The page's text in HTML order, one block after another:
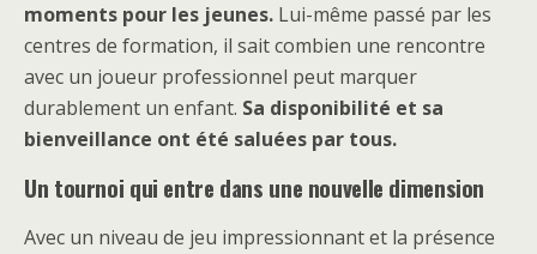
moments pour les jeunes. Lui-même passé par les
centres de formation, il sait combien une rencontre
avec un joueur professionnel peut marquer
durablement un enfant. Sa disponibilité et sa
bienveillance ont été saluées par tous.
Un tournoi qui entre dans une nouvelle dimension
Avec un niveau de jeu impressionnant et la présence